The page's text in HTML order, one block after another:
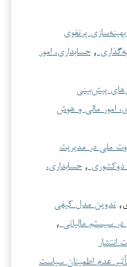
پرتفوی
, حسابداری، امور
پیش‌بینی
امور مالی و هوش
ملی در مدیریت
, حسابداری،
تدوین مدل کیفی
سیستم مالیاتی ,
عدم اطمینان سیاست